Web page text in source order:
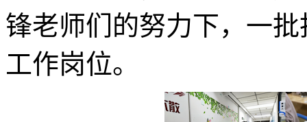
锋老师们的努力下，一
工作岗位。